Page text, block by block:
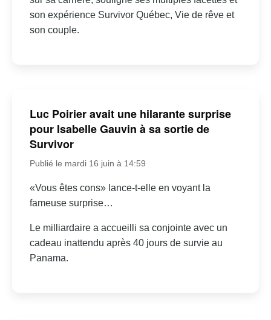
son expérience Survivor Québec, Vie de rêve et
son couple.
Luc Poirier avait une hilarante surprise
pour Isabelle Gauvin à sa sortie de
Survivor
Publié le mardi 16 juin à 14:59
«Vous êtes cons» lance-t-elle en voyant la
fameuse surprise…
Le milliardaire a accueilli sa conjointe avec un
cadeau inattendu après 40 jours de survie au
Panama.